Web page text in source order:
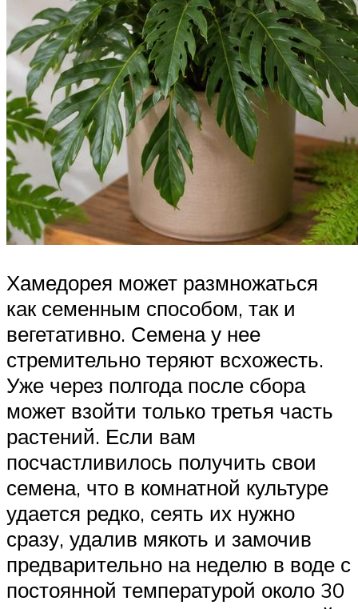
Хамедорея может размножаться
как семенным способом, так и
вегетативно. Семена у нее
стремительно теряют всхожесть.
Уже через полгода после сбора
может взойти только третья часть
растений. Если вам
посчастливилось получить свои
семена, что в комнатной культуре
удается редко, сеять их нужно
сразу, удалив мякоть и замочив
предварительно на неделю в воде с
постоянной температурой около 30